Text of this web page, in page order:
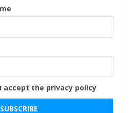
accept the privacy policy